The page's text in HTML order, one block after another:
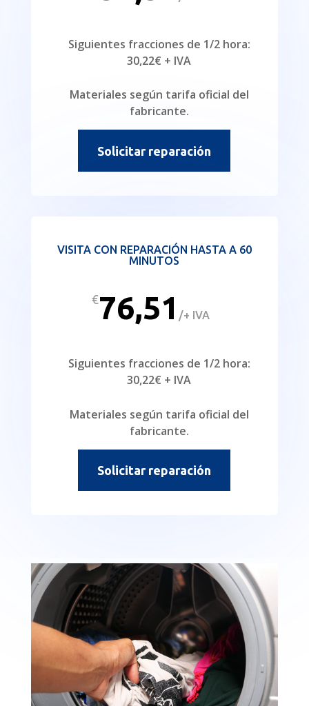
Siguientes fracciones de 1/2 hora:
30,22€ + IVA
Materiales según tarifa oficial del
fabricante.
Solicitar reparación
VISITA CON REPARACIÓN HASTA A 60
MINUTOS
€76,51 /+ IVA
Siguientes fracciones de 1/2 hora:
30,22€ + IVA
Materiales según tarifa oficial del
fabricante.
Solicitar reparación